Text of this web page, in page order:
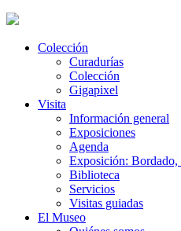
Colección
Curadurías
Colección
Gigapixel
Visita
Información general
Exposiciones
Agenda
Exposición: Bordado,
Biblioteca
Servicios
Visitas guiadas
El Museo